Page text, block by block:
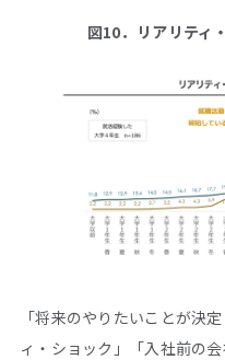
図10．リアリティ
「将来のやりたいことが決
ィ・ショック」「入社前の